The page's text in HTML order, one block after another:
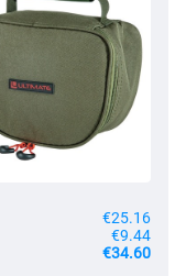
€25.16
€9.44
€34.60